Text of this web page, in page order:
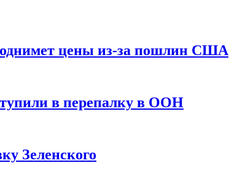
цены из-за пошлин США
в перепалку в ООН
Зеленского